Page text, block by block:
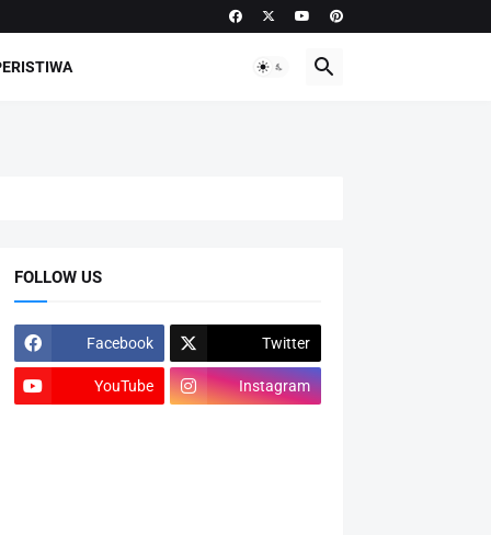
FOLLOW US
Facebook Twitter
YouTube Instagram